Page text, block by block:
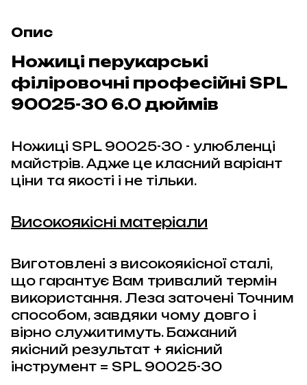
Опис
Ножиці перукарські
філіровочні професійні SPL
90025-30 6.0 дюймів
Ножиці SPL 90025-30 - улюбленці
майстрів.Адже це класний варіант
ціни та якості і не тільки.
Високоякісні матеріали
Виготовлені з високоякісної сталі,
що гарантує Вам тривалий термін
використання. Леза заточені Точним
способом, завдяки чому довго і
вірно служитимуть. Бажаний
якісний результат + якісний
інструмент = SPL 90025-30